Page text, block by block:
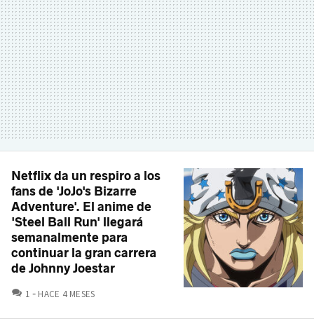
Netflix da un respiro a los
fans de 'JoJo's Bizarre
Adventure'. El anime de
'Steel Ball Run' llegará
semanalmente para
continuar la gran carrera
de Johnny Joestar
1 COMENTARIOS
HACE 4 MESES